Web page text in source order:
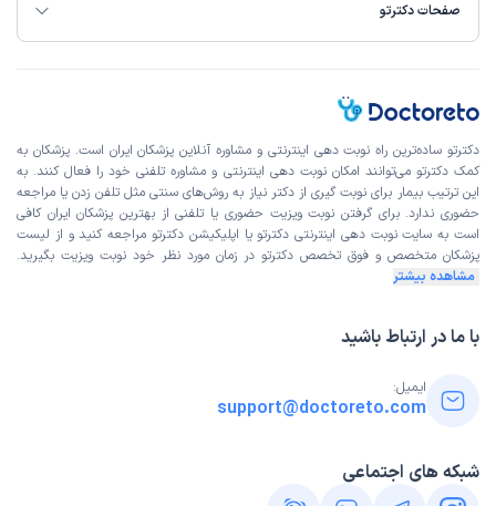
صفحات دکترتو
دکترتو ساده‌ترین راه نوبت‌ دهی اینترنتی و مشاوره آنلاین پزشکان ایران است. پزشکان به
کمک دکترتو می‌توانند امکان نوبت دهی اینترنتی و مشاوره تلفنی خود را فعال کنند. به
این ترتیب بیمار برای نوبت گیری از دکتر نیاز به روش‌های سنتی مثل تلفن زدن یا مراجعه
حضوری ندارد. برای گرفتن نوبت ویزیت حضوری یا تلفنی از بهترین پزشکان ایران کافی
است به سایت نوبت دهی اینترنتی دکترتو یا اپلیکیشن دکترتو مراجعه کنید و از لیست
پزشکان متخصص و فوق تخصص دکترتو در زمان مورد نظر خود نوبت ویزیت بگیرید.
مشاهده بیشتر
با ما در ارتباط باشید
ایمیل:
support@doctoreto.com
شبکه های اجتماعی